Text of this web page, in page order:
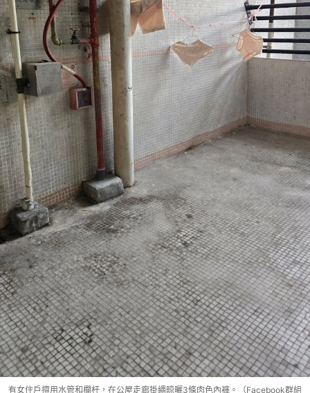
有女住戶擅用水管和欄杆，在公屋走廊掛繩晾曬3條肉色內褲。（Facebook群組